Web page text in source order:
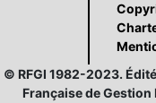
© RFGI 1982-2023.
Française de